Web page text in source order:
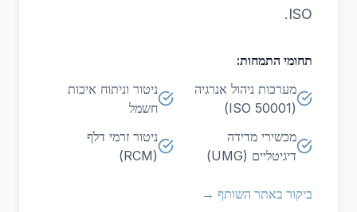
ISO.
תחומי התמחות:
מערכות ניהול אנרגיה
(ISO 50001)
ניטור וניתוח איכות
חשמל
מכשירי מדידה
דיגיטליים (UMG)
ניטור זרמי דלף
(RCM)
ביקור באתר השותף →